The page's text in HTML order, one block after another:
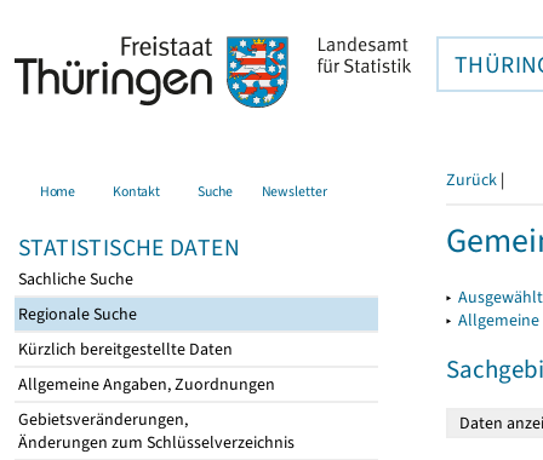
Home Kontakt Suche Newsletter
STATISTISCHE DATEN
Sachliche Suche
Regionale Suche
Kürzlich bereitgestellte Daten
Allgemeine Angaben, Zuordnungen
Gebietsveränderungen,
Änderungen zum Schlüsselverzeichnis
Zurück |
▸
▸